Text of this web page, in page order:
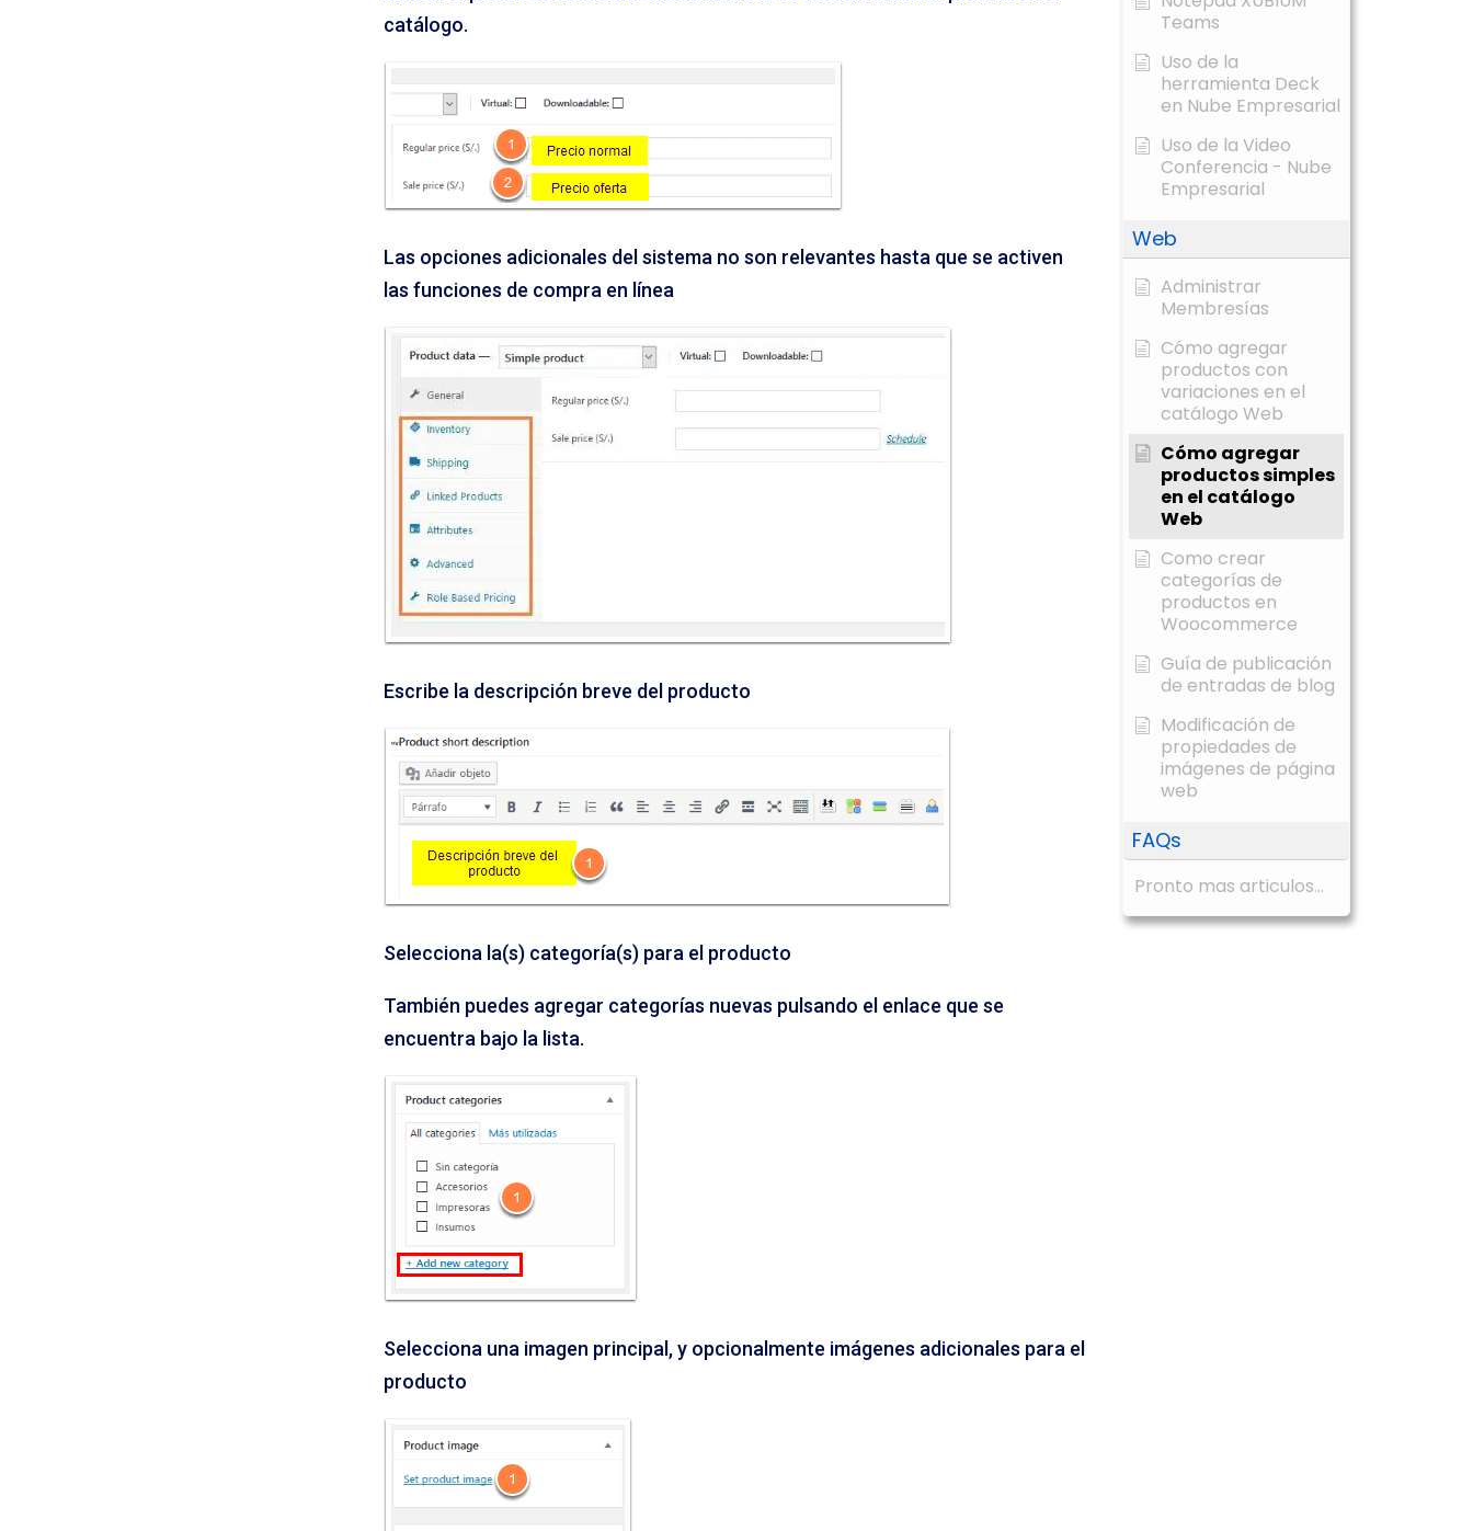
catálogo.
Las opciones adicionales del sistema no son relevantes hasta que se activen
las funciones de compra en línea
Escribe la descripción breve del producto
Selecciona la(s) categoría(s) para el producto
También puedes agregar categorías nuevas pulsando el enlace que se
encuentra bajo la lista.
Selecciona una imagen principal, y opcionalmente imágenes adicionales para el
producto
Teams
Uso de la
herramienta Deck
en Nube Empresarial
Uso de la Video
Conferencia - Nube
Empresarial
Web
Administrar
Membresías
Cómo agregar
productos con
variaciones en el
catálogo Web
Cómo agregar
productos simples
en el catálogo
Web
Como crear
categorías de
productos en
Woocommerce
Guía de publicación
de entradas de blog
Modificación de
propiedades de
imágenes de página
web
FAQs
Pronto mas articulos...